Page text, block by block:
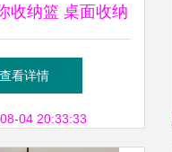
收纳篮 桌面收纳
红色艺术
查看详情
04 20:33:33